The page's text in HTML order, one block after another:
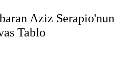
Aziz Serapio'nun
Tablo